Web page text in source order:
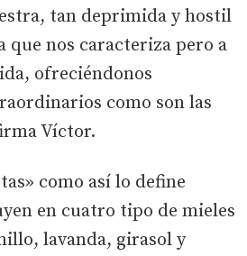
tan deprimida y hostil
nos caracteriza pero a
ofreciéndonos
como son las
Víctor.
como así lo define
en cuatro tipo de mieles
lavanda, girasol y